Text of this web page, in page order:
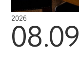
2026
08.09